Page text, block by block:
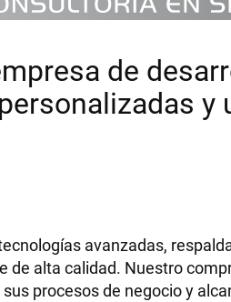
de
avanzadas,
de alta calidad. Nuestro
procesos de negocio y